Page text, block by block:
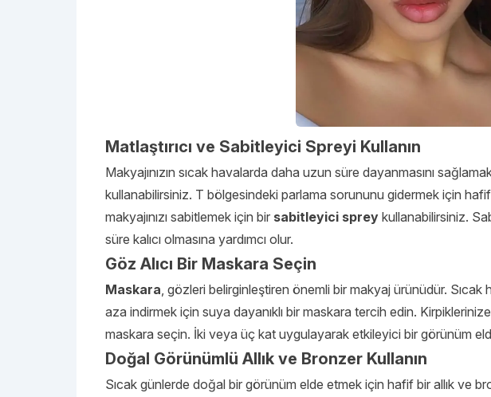
Matlaştırıcı ve Sabitleyici Spreyi Kullanın
Makyajınızın sıcak havalarda daha uzun süre dayanmasını
kullanabilirsiniz. T bölgesindeki parlama sorununu gidermek için
makyajınızı sabitlemek için bir sabitleyici sprey kullanabilirsiniz.
süre kalıcı olmasına yardımcı olur.
Göz Alıcı Bir Maskara Seçin
Maskara, gözleri belirginleştiren önemli bir makyaj ürünüdür.
aza indirmek için suya dayanıklı bir maskara tercih edin.
maskara seçin. İki veya üç kat uygulayarak etkileyici bir görünüm
Doğal Görünümlü Allık ve Bronzer Kullanın
Sıcak günlerde doğal bir görünüm elde etmek için hafif bir allık ve